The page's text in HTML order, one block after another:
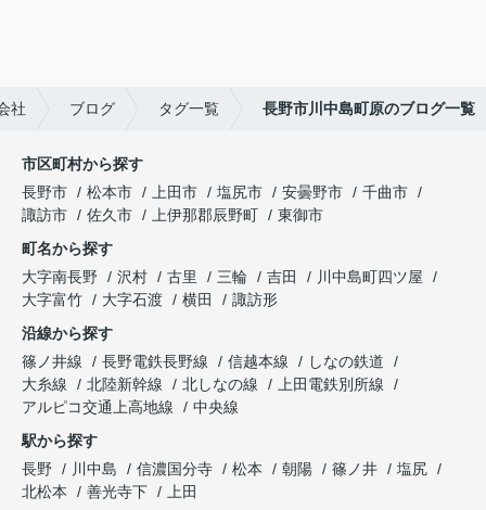
社 ブログ タグ一覧 長野市川中島町原のブログ一覧
市区町村から探す
長野市
松本市 上田市 塩尻市 安曇野市
千曲市
諏訪市
佐久市 上伊那郡辰野町
東御市
町名から探す
大字南長野
沢村 古里 三輪 吉田
川中島町四ツ屋
大字富竹
大字石渡 横田
諏訪形
沿線から探す
篠ノ井線
長野電鉄長野線 信越本線
しなの鉄道
大糸線
北陸新幹線 北しなの線
上田電鉄別所線
アルピコ交通上高地線
中央線
駅から探す
長野
川中島 信濃国分寺 松本 朝陽 篠ノ井
塩尻
北松本
善光寺下 上田